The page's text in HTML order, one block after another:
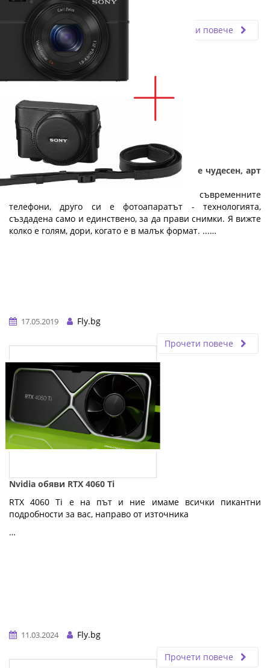
23.05.2025
Fly.bg
Прочети повече
Подарък за абитуриенти - Фотоапаратът е чудесен, арт
подарък за абитуриентски бал
Колкото и да са добри камерите на съвременните
телефони, друго си е фотоапаратът - технологията,
създадена само и единствено, за да прави снимки. Я вижте
колко е голям, дори, когато е в малък формат. ...…
17.05.2019
Fly.bg
Прочети повече
Nvidia обяви RTX 4060 Ti
RTX 4060 Ti е на път и ние имаме всички пикантни
подробности за вас, направо от източника
…
11.03.2024
Fly.bg
Прочети повече